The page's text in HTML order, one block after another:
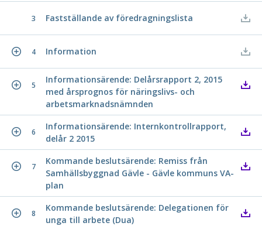
3 Fastställande av föredragningslista
4 Information
5
Informationsärende: Delårsrapport 2, 2015
med årsprognos för näringslivs- och
arbetsmarknadsnämnden
6
Informationsärende: Internkontrollrapport,
delår 2 2015
7
Kommande beslutsärende: Remiss från
Samhällsbyggnad Gävle - Gävle kommuns VA-
plan
8
Kommande beslutsärende: Delegationen för
unga till arbete (Dua)